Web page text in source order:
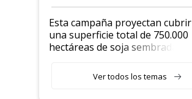
Esta campaña proyectan cubrir
una superficie total de 750.000
hectáreas de soja sembradas
variedades que marcan un
salto tecnológico en genética y
Ver todos los temas